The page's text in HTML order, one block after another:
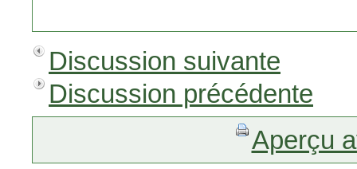
Discussion suivante
Discussion précédente
Aperçu